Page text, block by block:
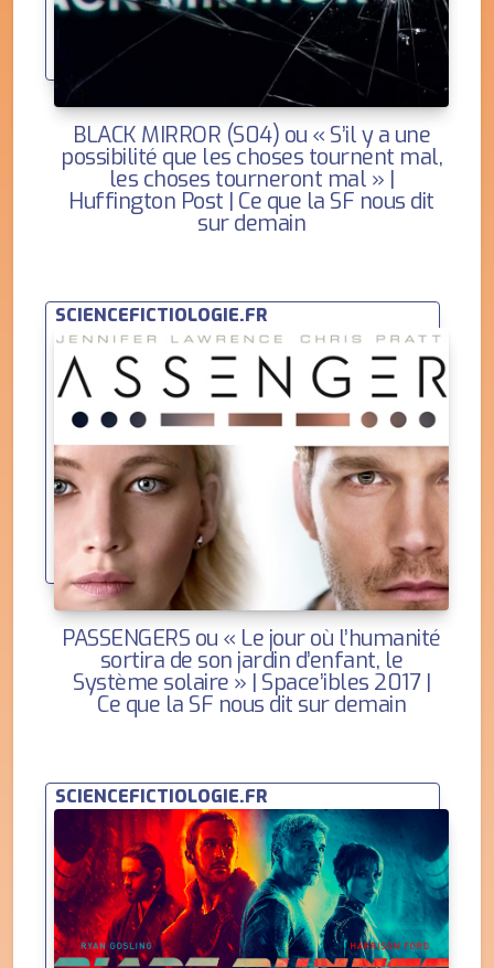
BLACK MIRROR (S04) ou « S’il y a une
possibilité que les choses tournent mal,
les choses tourneront mal » |
Huffington Post | Ce que la SF nous dit
sur demain
SCIENCEFICTIOLOGIE.FR
PASSENGERS ou « Le jour où l’humanité
sortira de son jardin d’enfant, le
Système solaire » | Space’ibles 2017 |
Ce que la SF nous dit sur demain
SCIENCEFICTIOLOGIE.FR